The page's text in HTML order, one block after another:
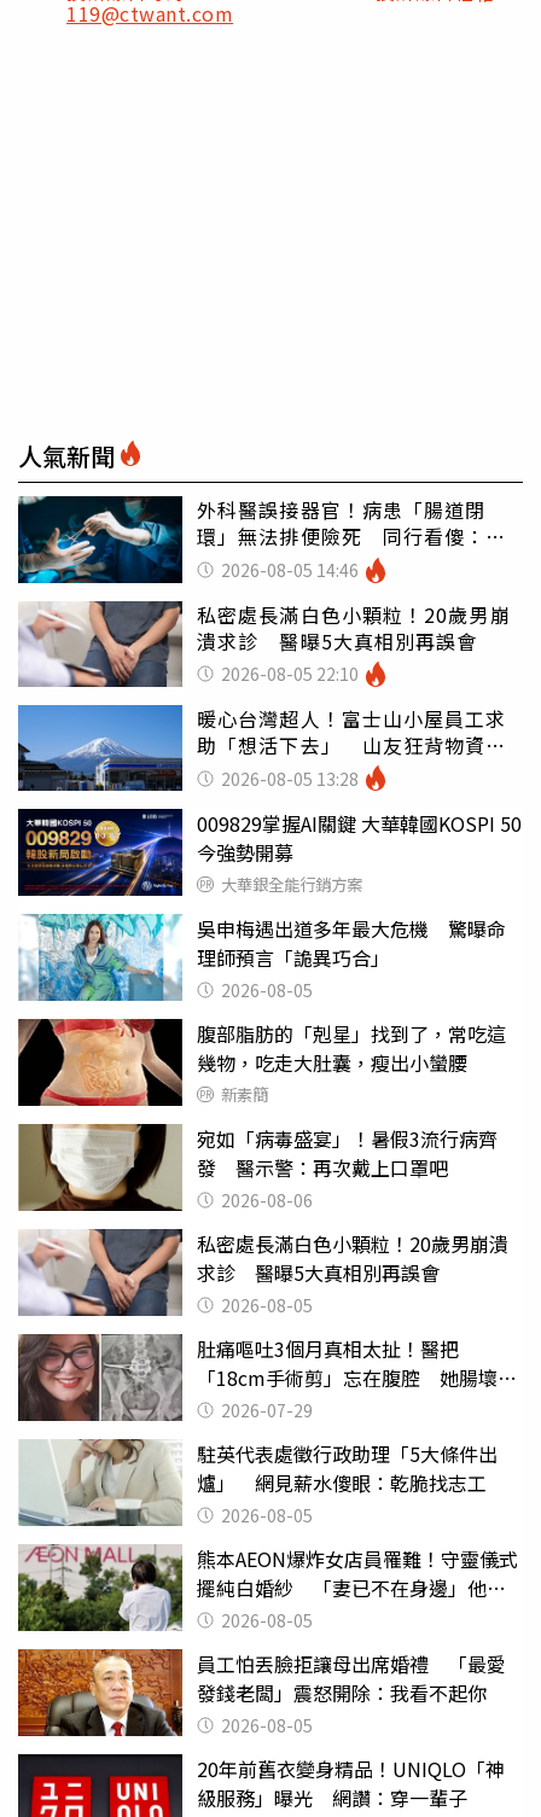
119@ctwant.com
人氣新聞
外科醫誤接器官！病患「腸道閉
環」無法排便險死 同行看傻：糟
糕至極
2026-08-05 14:46
私密處長滿白色小顆粒！20歲男崩
潰求診 醫曝5大真相別再誤會
2026-08-05 22:10
暖心台灣超人！富士山小屋員工求
助「想活下去」 山友狂背物資上
山：台灣真的是寶島
2026-08-05 13:28
009829掌握AI關鍵 大華韓國KOSPI 50
今強勢開募
大華銀全能行銷方案
吳申梅遇出道多年最大危機 驚曝命
理師預言「詭異巧合」
2026-08-05
腹部脂肪的「剋星」找到了，常吃這
幾物，吃走大肚囊，瘦出小蠻腰
新素簡
宛如「病毒盛宴」！暑假3流行病齊
發 醫示警：再次戴上口罩吧
2026-08-06
私密處長滿白色小顆粒！20歲男崩潰
求診 醫曝5大真相別再誤會
2026-08-05
肚痛嘔吐3個月真相太扯！醫把
「18cm手術剪」忘在腹腔 她腸壞死
險喪命
2026-07-29
駐英代表處徵行政助理「5大條件出
爐」 網見薪水傻眼：乾脆找志工
2026-08-05
熊本AEON爆炸女店員罹難！守靈儀式
擺純白婚紗 「妻已不在身邊」他淚
喊：無法想像
2026-08-05
員工怕丟臉拒讓母出席婚禮 「最愛
發錢老闆」震怒開除：我看不起你
2026-08-05
20年前舊衣變身精品！UNIQLO「神
級服務」曝光 網讚：穿一輩子